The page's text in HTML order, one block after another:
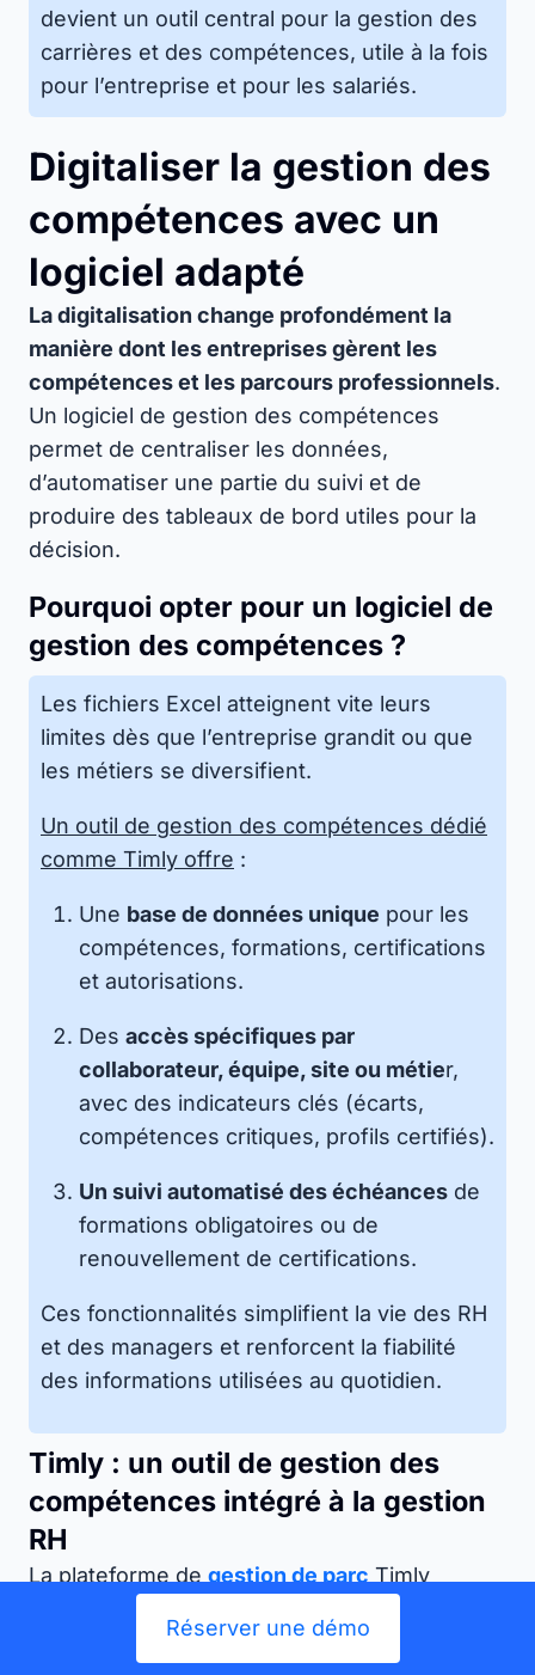
devient un outil central pour la gestion des
carrières et des compétences, utile à la fois
pour l’entreprise et pour les salariés.
Digitaliser la gestion des
compétences avec un
logiciel adapté
La digitalisation change profondément la
manière dont les entreprises gèrent les
compétences et les parcours professionnels.
Un logiciel de gestion des compétences
permet de centraliser les données,
d’automatiser une partie du suivi et de
produire des tableaux de bord utiles pour la
décision.
Pourquoi opter pour un logiciel de
gestion des compétences ?
Les fichiers Excel atteignent vite leurs
limites dès que l’entreprise grandit ou que
les métiers se diversifient.
Un outil de gestion des compétences dédié
comme Timly offre :
Une base de données unique pour les
compétences, formations, certifications
et autorisations.
Des accès spécifiques par
collaborateur, équipe, site ou métier,
avec des indicateurs clés (écarts,
compétences critiques, profils certifiés).
Un suivi automatisé des échéances de
formations obligatoires ou de
renouvellement de certifications.
Ces fonctionnalités simplifient la vie des RH
et des managers et renforcent la fiabilité
des informations utilisées au quotidien.
Timly : un outil de gestion des
compétences intégré à la gestion
RH
La plateforme degestion de parcTimly
des ressources matérielles et humaines,
Réserver une démo